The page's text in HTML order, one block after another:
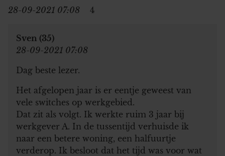
28-09-2021 07:08 4
Sven (35)
28-09-2021 07:08
Dag beste lezer.
Het afgelopen jaar is er eentje geweest van
vele switches op werkgebied.
Dat zit als volgt. Ik werkte ruim 3 jaar bij
werkgever A. In de tussentijd verhuisde ik
naar een betere woning, een halfuurtje
verderop. Ik besloot dat het tijd was voor wat